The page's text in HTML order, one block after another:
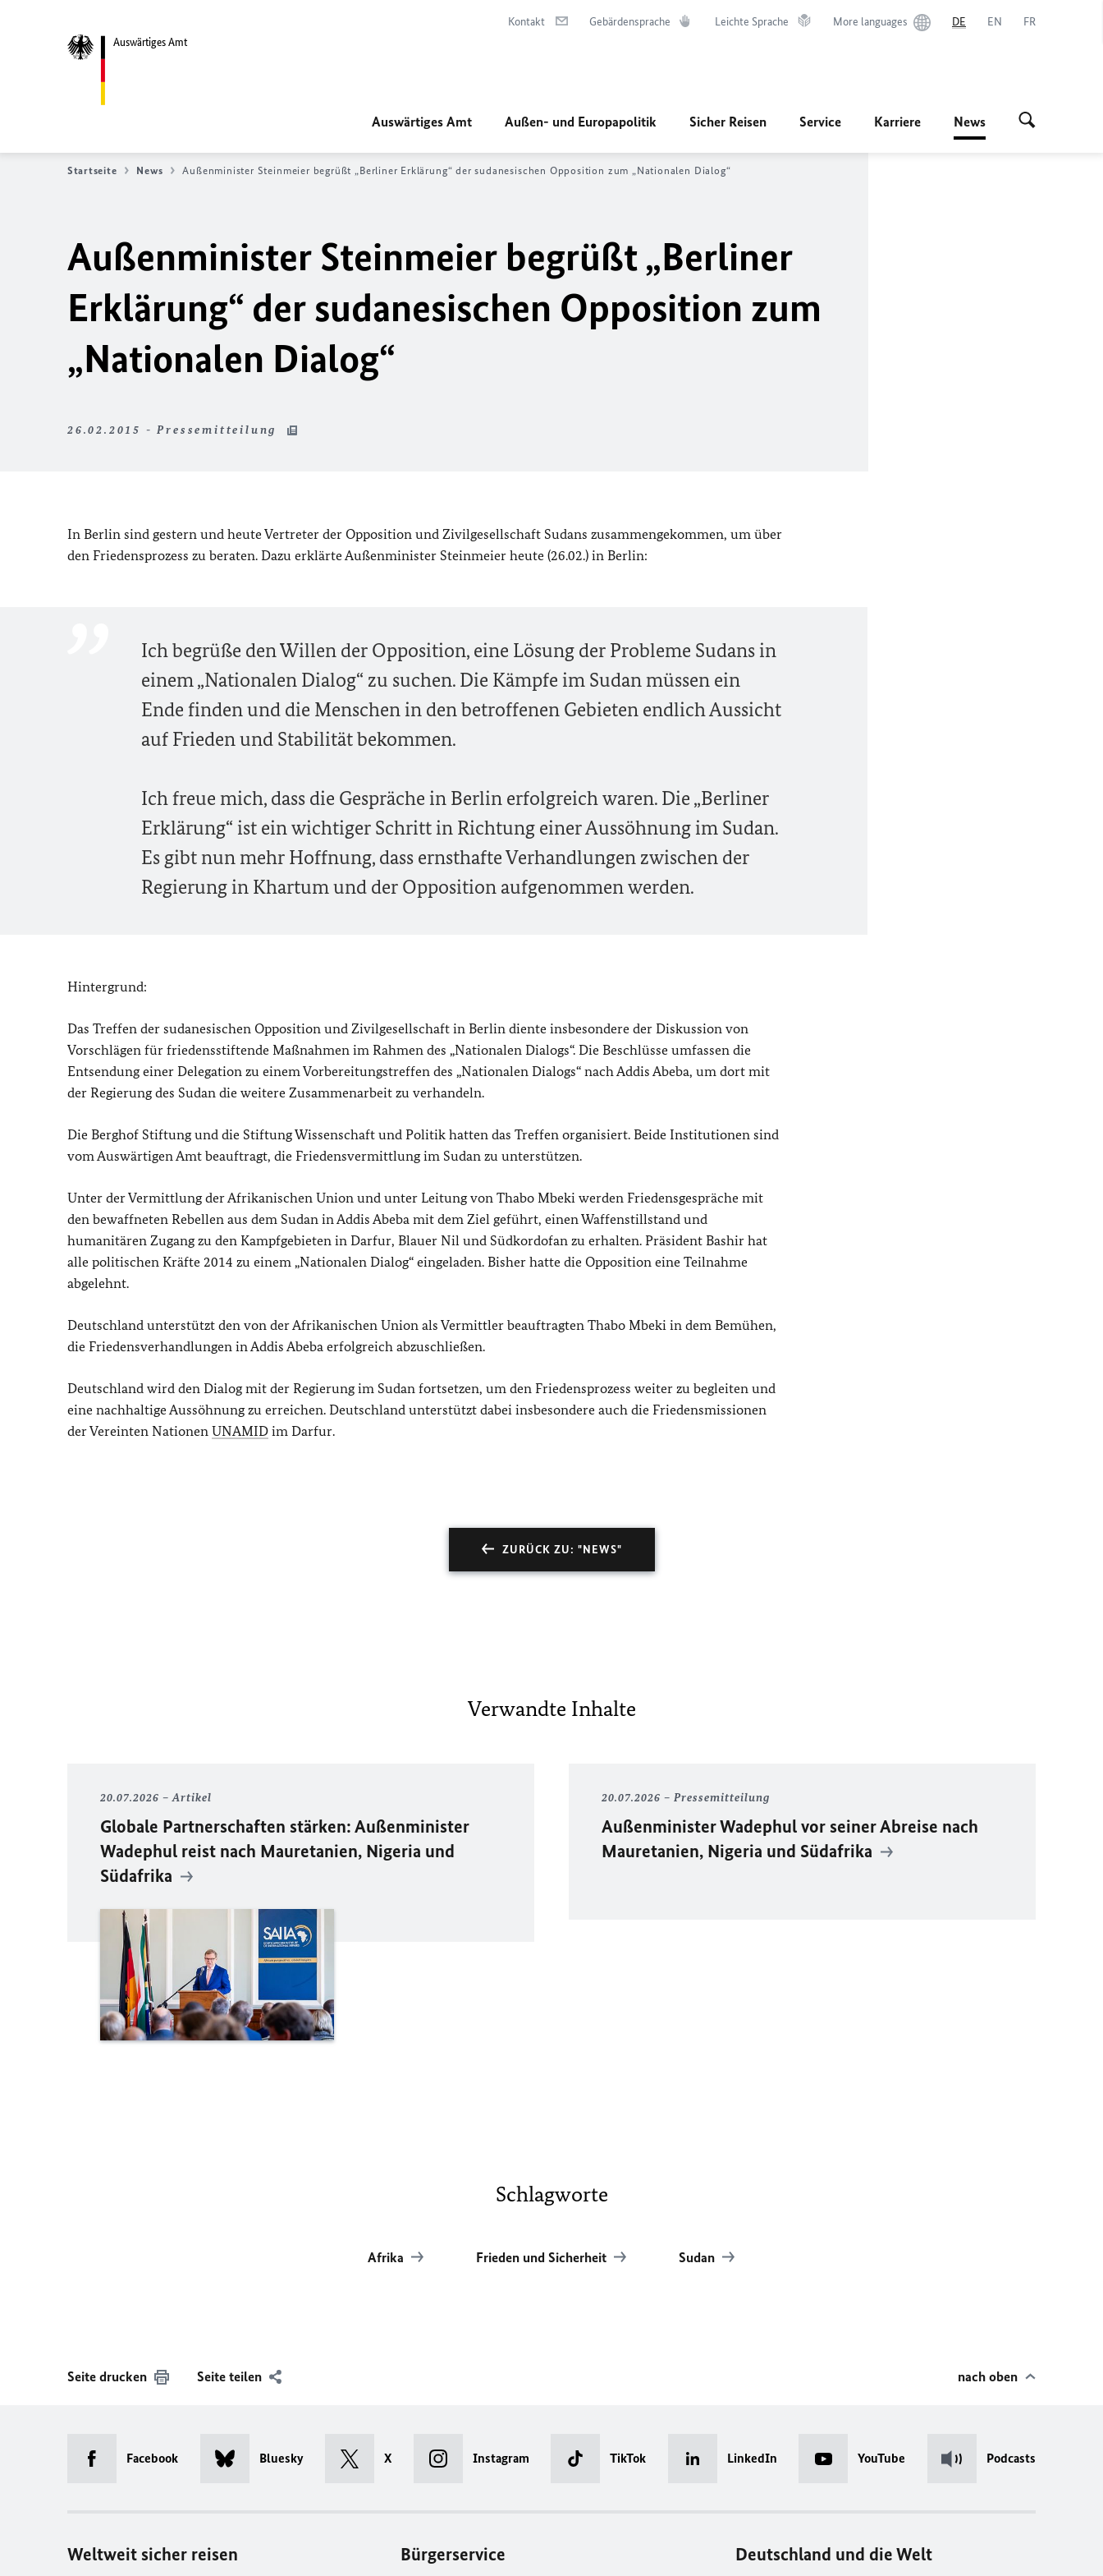
Auswärtiges Amt
Kontakt Gebärdensprache Leichte Sprache More languages DE EN FR
Auswärtiges Amt Außen- und Europapolitik Sicher Reisen Service Karriere News
Startseite News Außenminister Steinmeier begrüßt „Berliner Erklärung“ der sudanesischen Opposition zum „Nationalen Dialog“
Außenminister Steinmeier begrüßt „Berliner
Erklärung“ der sudanesischen Opposition zum
„Nationalen Dialog“
26.02.2015 - Pressemitteilung
In Berlin sind gestern und heute Vertreter der Opposition und Zivilgesellschaft Sudans zusammengekommen, um über
den Friedensprozess zu beraten. Dazu erklärte Außenminister Steinmeier heute (26.02.) in Berlin:
Ich begrüße den Willen der Opposition, eine Lösung der Probleme Sudans in
einem „Nationalen Dialog“ zu suchen. Die Kämpfe im Sudan müssen ein
Ende finden und die Menschen in den betroffenen Gebieten endlich Aussicht
auf Frieden und Stabilität bekommen.
Ich freue mich, dass die Gespräche in Berlin erfolgreich waren. Die „Berliner
Erklärung“ ist ein wichtiger Schritt in Richtung einer Aussöhnung im Sudan.
Es gibt nun mehr Hoffnung, dass ernsthafte Verhandlungen zwischen der
Regierung in Khartum und der Opposition aufgenommen werden.
Hintergrund:
Das Treffen der sudanesischen Opposition und Zivilgesellschaft in Berlin diente insbesondere der Diskussion von
Vorschlägen für friedensstiftende Maßnahmen im Rahmen des „Nationalen Dialogs“. Die Beschlüsse umfassen die
Entsendung einer Delegation zu einem Vorbereitungstreffen des „Nationalen Dialogs“ nach Addis Abeba, um dort mit
der Regierung des Sudan die weitere Zusammenarbeit zu verhandeln.
Die Berghof Stiftung und die Stiftung Wissenschaft und Politik hatten das Treffen organisiert. Beide Institutionen sind
vom Auswärtigen Amt beauftragt, die Friedensvermittlung im Sudan zu unterstützen.
Unter der Vermittlung der Afrikanischen Union und unter Leitung von Thabo Mbeki werden Friedensgespräche mit
den bewaffneten Rebellen aus dem Sudan in Addis Abeba mit dem Ziel geführt, einen Waffenstillstand und
humanitären Zugang zu den Kampfgebieten in Darfur, Blauer Nil und Südkordofan zu erhalten. Präsident Bashir hat
alle politischen Kräfte 2014 zu einem „Nationalen Dialog“ eingeladen. Bisher hatte die Opposition eine Teilnahme
abgelehnt.
Deutschland unterstützt den von der Afrikanischen Union als Vermittler beauftragten Thabo Mbeki in dem Bemühen,
die Friedensverhandlungen in Addis Abeba erfolgreich abzuschließen.
Deutschland wird den Dialog mit der Regierung im Sudan fortsetzen, um den Friedensprozess weiter zu begleiten und
eine nachhaltige Aussöhnung zu erreichen. Deutschland unterstützt dabei insbesondere auch die Friedensmissionen
der Vereinten Nationen UNAMID im Darfur.
ZURÜCK ZU: "NEWS"
Verwandte Inhalte
20.07.2026 Artikel
Globale Partnerschaften stärken: Außenminister
Wadephul reist nach Mauretanien, Nigeria und
Südafrika
20.07.2026 Pressemitteilung
Außenminister Wadephul vor seiner Abreise nach
Mauretanien, Nigeria und Südafrika
Schlagworte
Afrika Frieden und Sicherheit Sudan
Seite drucken Seite teilen nach oben
Facebook Bluesky X Instagram TikTok LinkedIn YouTube Podcasts
Weltweit sicher reisen Bürgerservice Deutschland und die Welt